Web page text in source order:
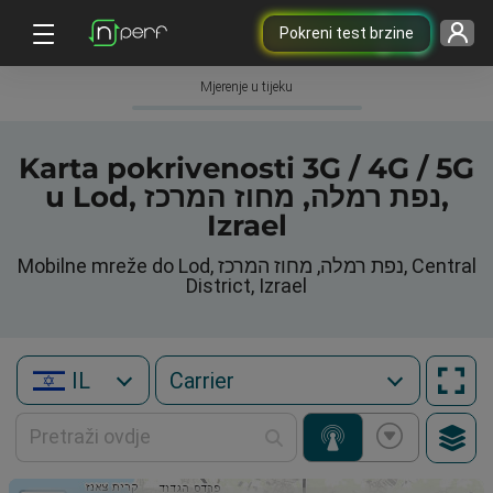
Pokreni test brzine
Mjerenje u tijeku
Karta pokrivenosti 3G / 4G / 5G
u Lod, נפת רמלה, מחוז המרכז,
Izrael
Mobilne mreže do Lod, נפת רמלה, מחוז המרכז, Central
District, Izrael
IL